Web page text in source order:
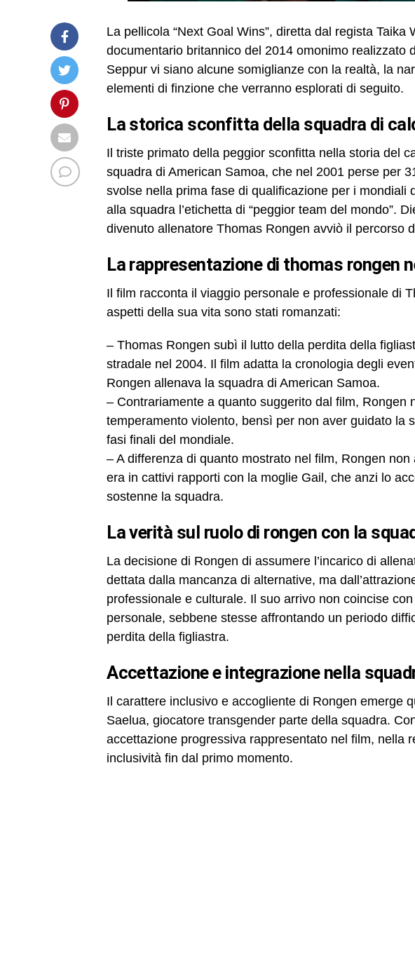
La pellicola “Next Goal Wins”, diretta dal regista Taika
documentario britannico del 2014 omonimo realizzato
Seppur vi siano alcune somiglianze con la realtà, la
elementi di finzione che verranno esplorati di seguito.
la storica sconfitta della squadra di
Il triste primato della peggior sconfitta nella storia del
squadra di American Samoa, che nel 2001 perse per
svolse nella prima fase di qualificazione per i mondiali
alla squadra l’etichetta di “peggior team del mondo”.
divenuto allenatore Thomas Rongen avviò il percorso
la rappresentazione di thomas rongen
Il film racconta il viaggio personale e professionale di
aspetti della sua vita sono stati romanzati:
– Thomas Rongen subì il lutto della perdita della
stradale nel 2004. Il film adatta la cronologia degli
Rongen allenava la squadra di American Samoa.
– Contrariamente a quanto suggerito dal film, Rongen
temperamento violento, bensì per non aver guidato la
fasi finali del mondiale.
– A differenza di quanto mostrato nel film, Rongen
era in cattivi rapporti con la moglie Gail, che anzi lo
sostenne la squadra.
la verità sul ruolo di rongen con la
La decisione di Rongen di assumere l’incarico di
dettata dalla mancanza di alternative, ma
professionale e culturale. Il suo arrivo non coincise
personale, sebbene stesse affrontando un periodo
perdita della figliastra.
accettazione e integrazione nella
Il carattere inclusivo e accogliente di Rongen emerge
Saelua, giocatore transgender parte della squadra.
accettazione progressiva rappresentato nel film, nella
inclusività fin dal primo momento.